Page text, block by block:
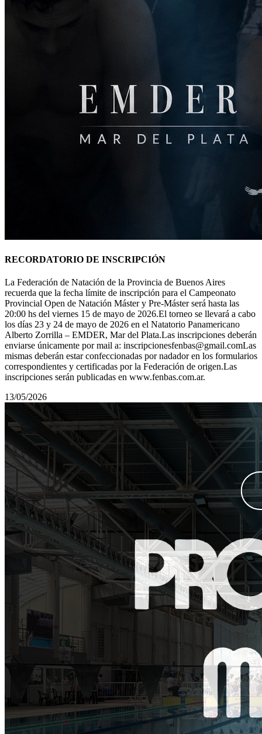
RECORDATORIO DE INSCRIPCIÓN
La Federación de Natación de la Provincia de Buenos Aires
recuerda que la fecha límite de inscripción para el Campeonato
Provincial Open de Natación Máster y Pre-Máster será hasta las
20:00 hs del viernes 15 de mayo de 2026.El torneo se llevará a cabo
los días 23 y 24 de mayo de 2026 en el Natatorio Panamericano
Alberto Zorrilla – EMDER, Mar del Plata.Las inscripciones deberán
enviarse únicamente por mail a: inscripcionesfenbas@gmail.comLas
mismas deberán estar confeccionadas por nadador en los formularios
correspondientes y certificadas por la Federación de origen.Las
inscripciones serán publicadas en www.fenbas.com.ar.
13/05/2026